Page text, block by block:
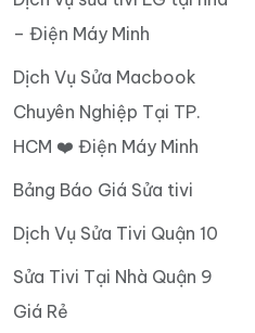
– Điện Máy Minh
Dịch Vụ Sửa Macbook
Chuyên Nghiệp Tại TP.
HCM ❤️ Điện Máy Minh
Bảng Báo Giá Sửa tivi
Dịch Vụ Sửa Tivi Quận 10
Sửa Tivi Tại Nhà Quận 9
Giá Rẻ